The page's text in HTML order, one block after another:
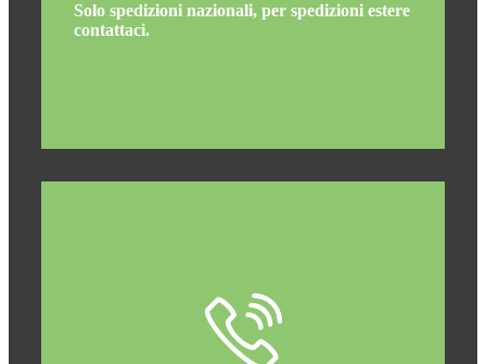
Solo spedizioni nazionali, per spedizioni estere
contattaci.